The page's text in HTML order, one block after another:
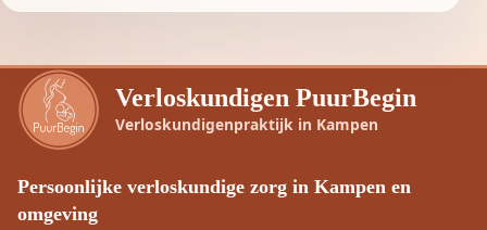
Verloskundigen PuurBegin
Verloskundigenpraktijk in Kampen
Persoonlijke verloskundige zorg in Kampen en
omgeving